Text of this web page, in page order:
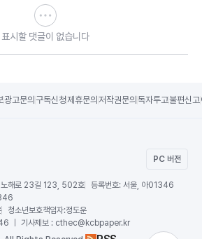
표시할 댓글이 없습니다
광고문의 구독신청제휴문의 저작권문의 독자투고불편신고
PC 버전
해로 23길 123, 502호 등록번호: 서울, 아01346
청소년보호책임자:정도운
｜ 기사제보 : cthec@kcbpaper.kr